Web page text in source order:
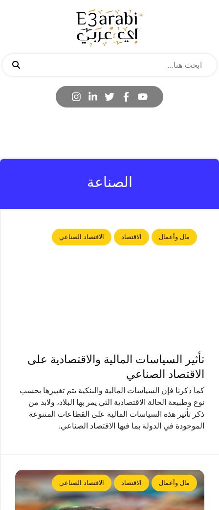
الصناعة
مال وأعمال الاقتصاد الاقتصاد الصناعي
تأثير السياسات المالية والاقتصادية على
الاقتصاد الصناعي
كما ذكرنا فإن السياسات المالية والبنكية يتم تغييرها بحسب
نوع وطبيعة الحالة الاقتصادية التي يمر بها البلاد، ولابد من
ذكر تأثير هذه السياسات المالية على القطاعات المتنوعة
الموجودة في الدولة بما فيها الاقتصاد الصناعي.
مال وأعمال الاقتصاد الاقتصاد الصناعي